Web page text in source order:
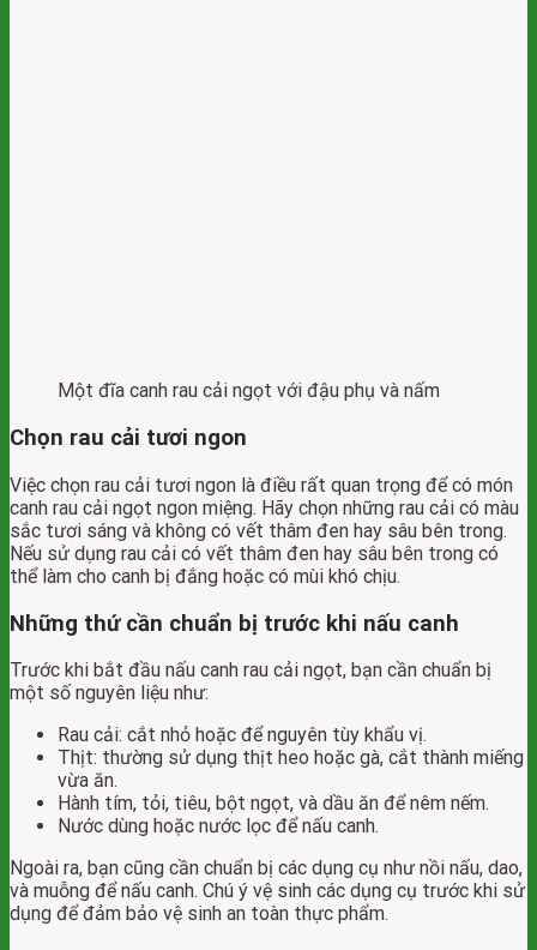
Một đĩa canh rau cải ngọt với đậu phụ và nấm
Chọn rau cải tươi ngon
Việc chọn rau cải tươi ngon là điều rất quan trọng để có món
canh rau cải ngọt ngon miệng. Hãy chọn những rau cải có màu
sắc tươi sáng và không có vết thâm đen hay sâu bên trong.
Nếu sử dụng rau cải có vết thâm đen hay sâu bên trong có
thể làm cho canh bị đắng hoặc có mùi khó chịu.
Những thứ cần chuẩn bị trước khi nấu canh
Trước khi bắt đầu nấu canh rau cải ngọt, bạn cần chuẩn bị
một số nguyên liệu như:
Rau cải: cắt nhỏ hoặc để nguyên tùy khẩu vị.
Thịt: thường sử dụng thịt heo hoặc gà, cắt thành miếng
vừa ăn.
Hành tím, tỏi, tiêu, bột ngọt, và dầu ăn để nêm nếm.
Nước dùng hoặc nước lọc để nấu canh.
Ngoài ra, bạn cũng cần chuẩn bị các dụng cụ như nồi nấu, dao,
và muỗng để nấu canh. Chú ý vệ sinh các dụng cụ trước khi sử
dụng để đảm bảo vệ sinh an toàn thực phẩm.